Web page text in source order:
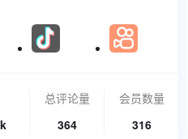
总评论量
364
会员数量
316